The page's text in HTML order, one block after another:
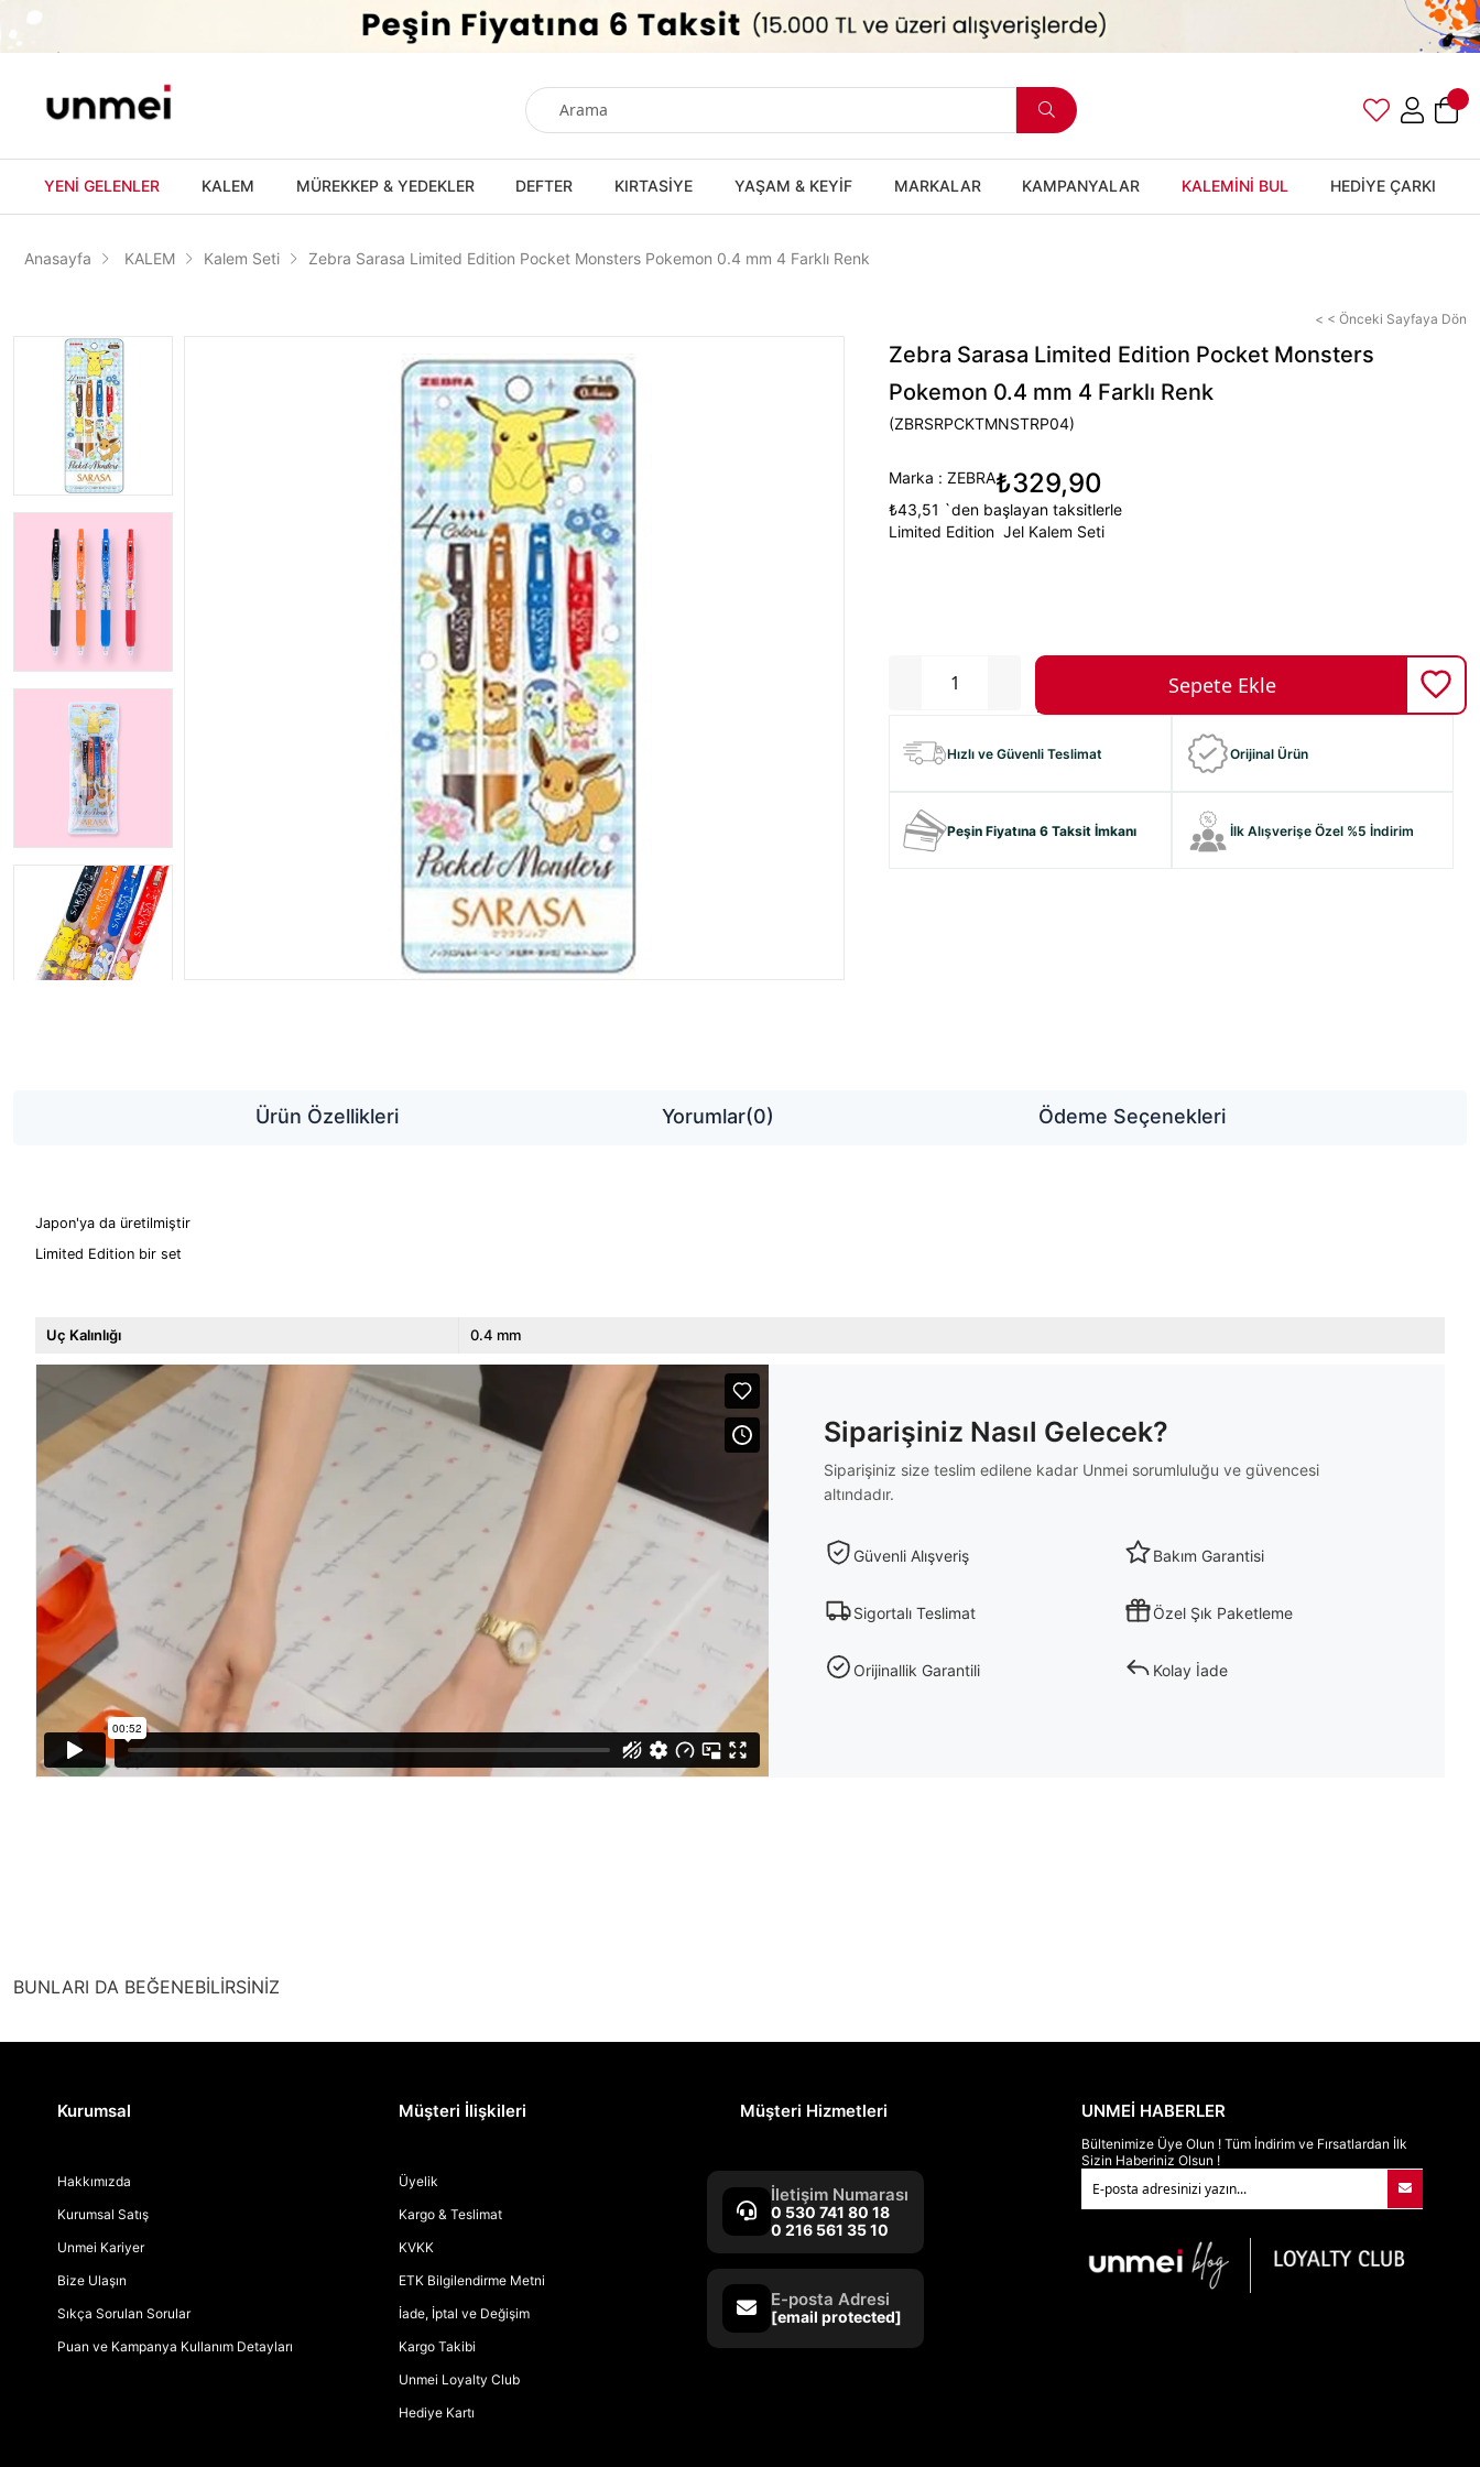
YENİ GELENLER KALEM MÜREKKEP & YEDEKLER DEFTER KIRTASİYE YAŞAM & KEYİF MARKALAR KAMPANYALAR KALEMİNİ BUL HEDİYE ÇARKI
Anasayfa KALEM Kalem Seti Zebra Sarasa Limited Edition Pocket Monsters Pokemon 0.4 mm 4 Farklı Renk
< < Önceki Sayfaya Dön
Zebra Sarasa Limited Edition Pocket Monsters
Pokemon 0.4 mm 4 Farklı Renk
(ZBRSRPCKTMNSTRP04)
Marka : ZEBRA₺329,90
₺43,51 `den başlayan taksitlerle
Limited Edition Jel Kalem Seti
Hızlı ve Güvenli Teslimat Orijinal Ürün
Peşin Fiyatına 6 Taksit İmkanı İlk Alışverişe Özel %5 İndirim
Ürün Özellikleri Yorumlar(0) Ödeme Seçenekleri
Japon'ya da üretilmiştir
Limited Edition bir set
Uç Kalınlığı 0.4 mm
Siparişiniz Nasıl Gelecek?
Siparişiniz size teslim edilene kadar Unmei sorumluluğu ve güvencesi
altındadır.
Güvenli Alışveriş Bakım Garantisi
Sigortalı Teslimat Özel Şık Paketleme
Orijinallik Garantili Kolay İade
BUNLARI DA BEĞENEBİLİRSİNİZ
Kurumsal
Hakkımızda
Kurumsal Satış
Unmei Kariyer
Bize Ulaşın
Sıkça Sorulan Sorular
Puan ve Kampanya Kullanım Detayları
Müşteri İlişkileri
Üyelik
Kargo & Teslimat
KVKK
ETK Bilgilendirme Metni
İade, İptal ve Değişim
Kargo Takibi
Unmei Loyalty Club
Hediye Kartı
Müşteri Hizmetleri
İletişim Numarası
0 530 741 80 18
0 216 561 35 10
E-posta Adresi
[email protected]
UNMEİ HABERLER
Bültenimize Üye Olun ! Tüm İndirim ve Fırsatlardan İlk
Sizin Haberiniz Olsun !